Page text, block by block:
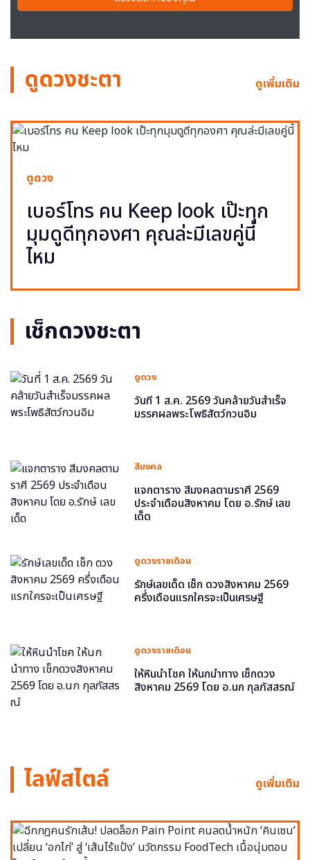
ดูดวงชะตา ดูเพิ่มเติม
ดูดวง
เบอร์โทร คน Keep look เป๊ะทุก
มุมดูดีทุกองศา คุณล่ะมีเลขคู่นี้
ไหม
เช็กดวงชะตา
ดูดวง
วันที่ 1 ส.ค. 2569 วันคล้ายวันสำเร็จ
มรรคผลพระโพธิสัตว์กวนอิม
สีมงคล
แจกตาราง สีมงคลตามราศี 2569
ประจำเดือนสิงหาคม โดย อ.รักษ์ เลข
เด็ด
ดูดวงรายเดือน
รักษ์เลขเด็ด เช็ก ดวงสิงหาคม 2569
ครึ่งเดือนแรกใครจะเป็นเศรษฐี
ดูดวงรายเดือน
ให้หินนำโชค ให้นกนำทาง เช็กดวง
สิงหาคม 2569 โดย อ.นก กุลภัสสรณ์
ไลฟ์สไตล์ ดูเพิ่มเติม